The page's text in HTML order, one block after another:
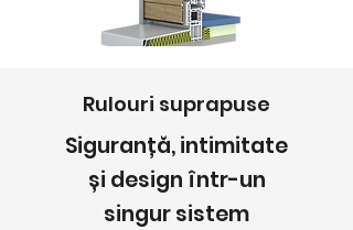
Rulouri suprapuse
Siguranță, intimitate
și design într-un
singur sistem